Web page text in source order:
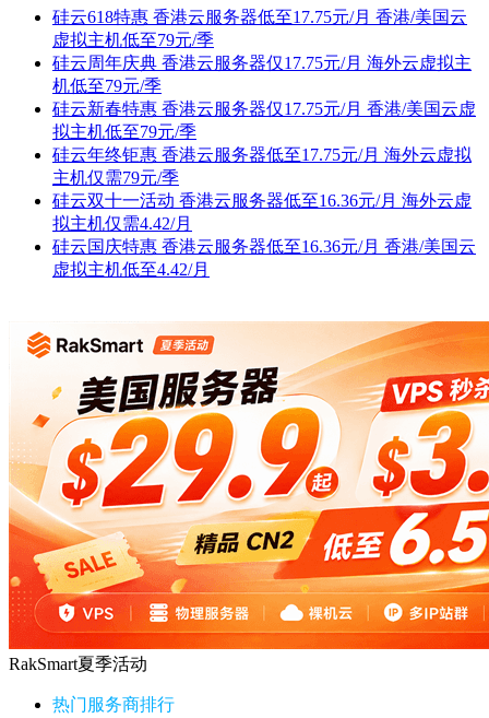
硅云618特惠 香港云服务器低至17.75元/月 香港/美国云
虚拟主机低至79元/季
硅云周年庆典 香港云服务器仅17.75元/月 海外云虚拟主
机低至79元/季
硅云新春特惠 香港云服务器仅17.75元/月 香港/美国云虚
拟主机低至79元/季
硅云年终钜惠 香港云服务器低至17.75元/月 海外云虚拟
主机仅需79元/季
硅云双十一活动 香港云服务器低至16.36元/月 海外云虚
拟主机仅需4.42/月
硅云国庆特惠 香港云服务器低至16.36元/月 香港/美国云
虚拟主机低至4.42/月
RakSmart夏季活动
热门服务商排行